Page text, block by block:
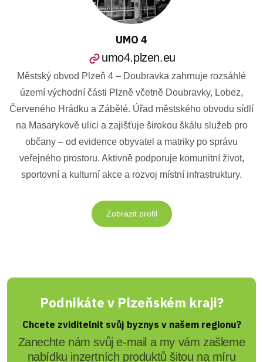
UMO 4
umo4.plzen.eu
Městský obvod Plzeň 4 – Doubravka zahrnuje rozsáhlé
území východní části Plzně včetně Doubravky, Lobez,
Červeného Hrádku a Zábělé. Úřad městského obvodu sídlí
na Masarykově ulici a zajišťuje širokou škálu služeb pro
občany – od evidence obyvatel a matriky po správu
veřejného prostoru. Aktivně podporuje komunitní život,
sportovní a kulturní akce a rozvoj místní infrastruktury.
Zobrazit profil
Podnikáte v Plzeňském kraji?
Chcete zviditelnit svůj byznys v našem regionu?
Zanechte nám svůj e-mail a my vám zašleme
nabídku inzertních produktů šitou na míru